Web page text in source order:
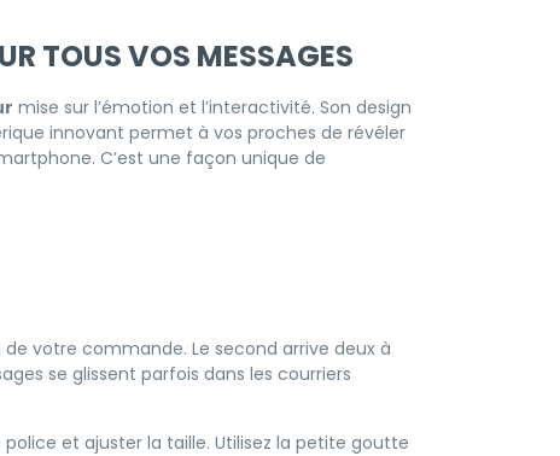
TOUS VOS MESSAGES
mise sur l’émotion et l’interactivité. Son design
innovant permet à vos proches de révéler
C’est une façon unique de
votre commande. Le second arrive deux à
se glissent parfois dans les courriers
et ajuster la taille. Utilisez la petite goutte